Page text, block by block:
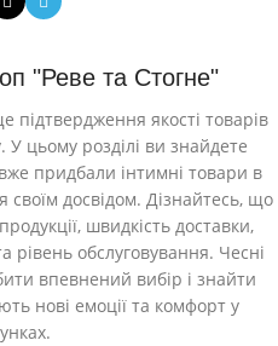
"Реве та Стогне"
підтвердження якості товарів
У цьому розділі ви знайдете
вже придбали інтимні товари в
своїм досвідом. Дізнайтесь, що
швидкість доставки,
рівень обслуговування. Чесні
впевнений вибір і знайти
нові емоції та комфорт у